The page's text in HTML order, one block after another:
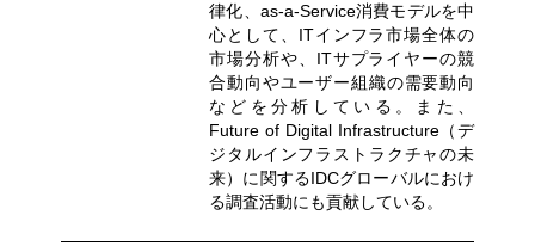
律化、as-a-Service消費モデルを中
心として、ITインフラ市場全体の
市場分析や、ITサプライヤーの競
合動向やユーザー組織の需要動向
などを分析している。また、
Future of Digital Infrastructure（デ
ジタルインフラストラクチャの未
来）に関するIDCグローバルにおけ
る調査活動にも貢献している。